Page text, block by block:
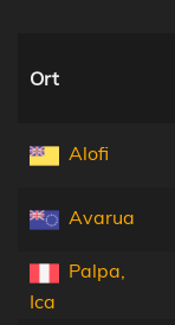
Ort
Alofi
Avarua
Palpa,
Ica